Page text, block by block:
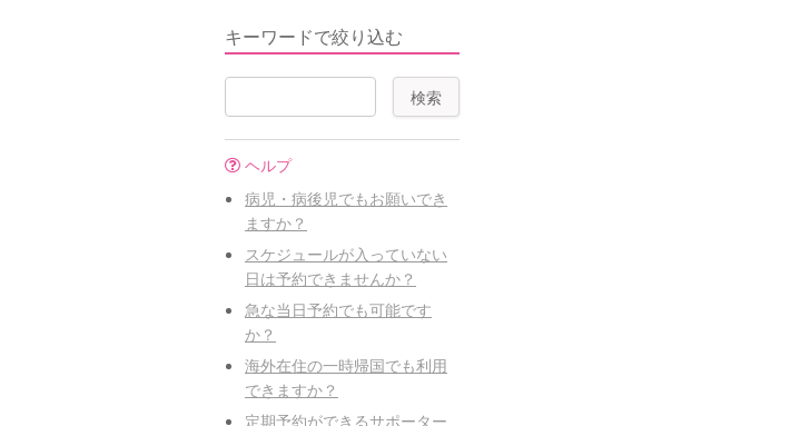
キーワードで絞り込む
ヘルプ
病児・病後児でもお願いでき
ますか？
スケジュールが入っていない
日は予約できませんか？
急な当日予約でも可能です
か？
海外在住の一時帰国でも利用
できますか？
定期予約ができるサポーター